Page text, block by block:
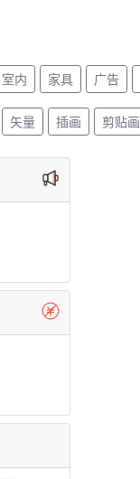
室内 家具 广告
矢量 插画 剪贴画